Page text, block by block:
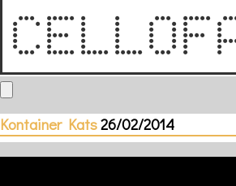
Kontainer Kats26/02/2014